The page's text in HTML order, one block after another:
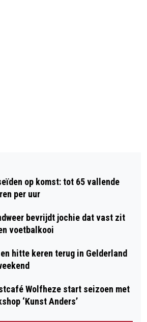
GESTART TEGEN ODIDO
VERBINDING: MAAK
KUNSTWERK
op komst: tot 65 vallende
per uur
bevrijdt jochie dat vast zit
voetbalkooi
hitte keren terug in Gelderland
Wolfheze start seizoen met
‘Kunst Anders’